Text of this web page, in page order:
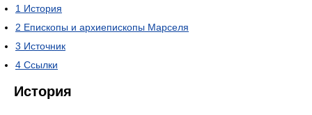
1 История
2 Епископы и архиепископы Марселя
3 Источник
4 Ссылки
История